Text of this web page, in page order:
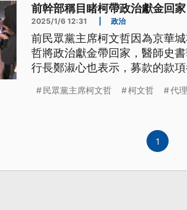
前幹部稱目睹柯帶政治獻金回
2025/1/6 12:31 政治
前民眾黨主席柯文哲因為京華
哲將政治獻金帶回家，醫師史
行長鄭淑心也表示，募款的款
民眾黨主席柯文哲 柯文哲 代
1